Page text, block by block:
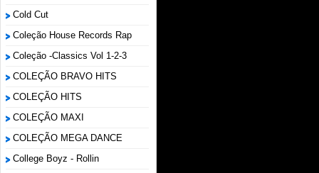
Cold Cut
Coleção House Records Rap
Coleção -Classics Vol 1-2-3
COLEÇÃO BRAVO HITS
COLEÇÃO HITS
COLEÇÃO MAXI
COLEÇÃO MEGA DANCE
College Boyz ‎- Rollin